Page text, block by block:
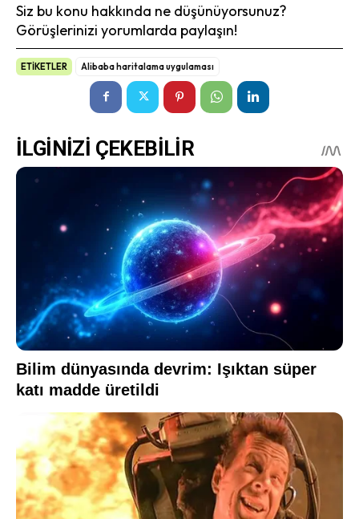
Siz bu konu hakkında ne düşünüyorsunuz?
Görüşlerinizi yorumlarda paylaşın!
ETİKETLER Alibaba haritalama uygulaması